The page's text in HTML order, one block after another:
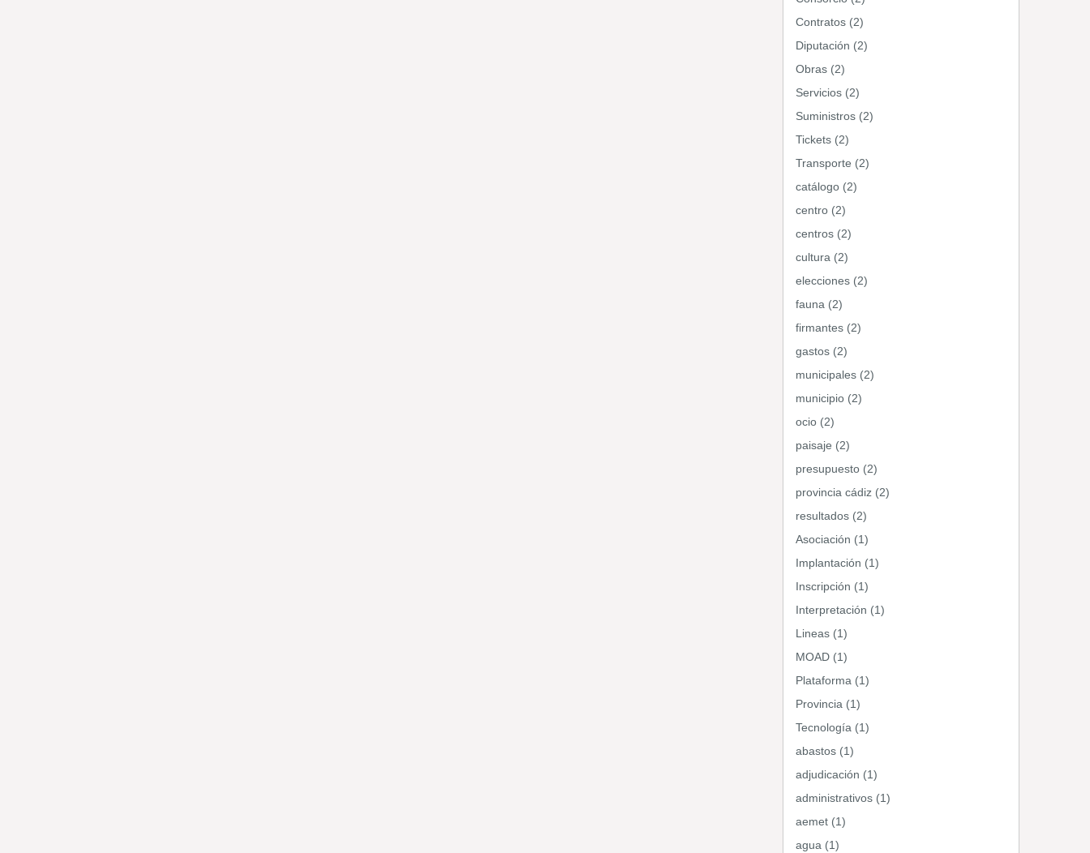
Contratos (2)
Diputación (2)
Obras (2)
Servicios (2)
Suministros (2)
Tickets (2)
Transporte (2)
catálogo (2)
centro (2)
centros (2)
cultura (2)
elecciones (2)
fauna (2)
firmantes (2)
gastos (2)
municipales (2)
municipio (2)
ocio (2)
paisaje (2)
presupuesto (2)
provincia cádiz (2)
resultados (2)
Asociación (1)
Implantación (1)
Inscripción (1)
Interpretación (1)
Lineas (1)
MOAD (1)
Plataforma (1)
Provincia (1)
Tecnología (1)
abastos (1)
adjudicación (1)
administrativos (1)
aemet (1)
agua (1)